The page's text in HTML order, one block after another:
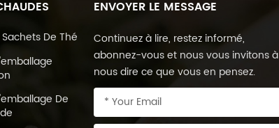
De Thé
De
ENVOYER LE MESSAGE
Continuez à lire, restez informé,
abonnez-vous et nous vous invitons à
nous dire ce que vous en pensez.